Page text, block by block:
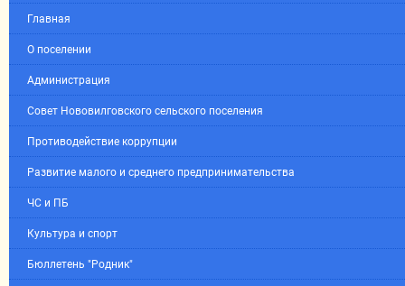
Главная
О поселении
Администрация
Совет Нововилговского сельского поселения
Противодействие коррупции
Развитие малого и среднего предпринимательства
ЧС и ПБ
Культура и спорт
Бюллетень "Родник"